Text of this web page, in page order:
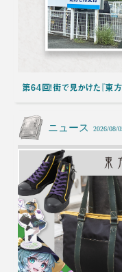
第64回！街で見かけた『東
ニュース 2026/08/